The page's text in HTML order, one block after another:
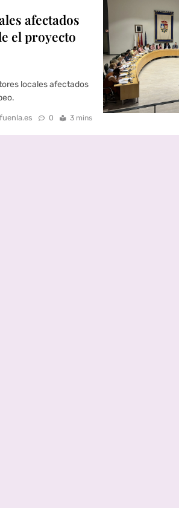
afectados
el proyecto
locales afectados
0 3 mins